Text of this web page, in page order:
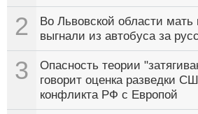
2
Во Львовской области мать
выгнали из автобуса за
3
Опасность теории
говорит оценка разведки
конфликта РФ с Европой